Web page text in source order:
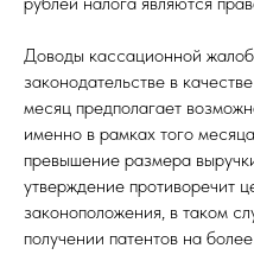
Доводы кассационной
законодательстве в
месяц предполагает
именно в рамках того
превышение размера
утверждение противоречит
законоположения, в таком
получении патентов на